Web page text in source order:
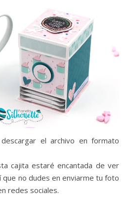
el archivo en formato
cajita estaré encantada de ver
que no dudes en enviarme tu foto
redes sociales.